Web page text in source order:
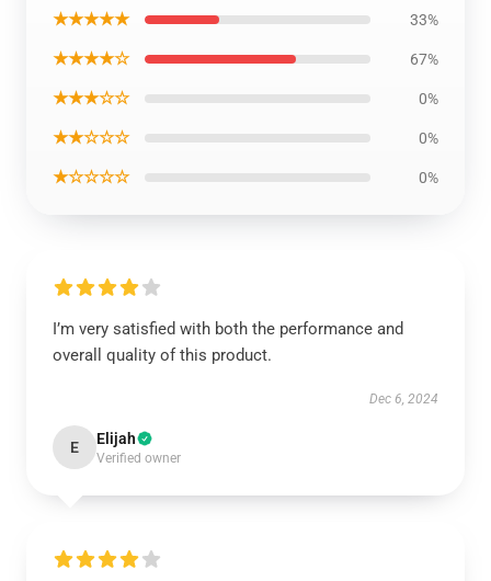
★★★★★ 33%
★★★★☆ 67%
★★★☆☆ 0%
★★☆☆☆ 0%
★☆☆☆☆ 0%
I’m very satisfied with both the performance and
overall quality of this product.
Dec 6, 2024
E Elijah
Verified owner